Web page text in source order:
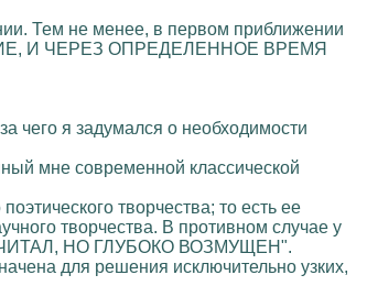
Тем не менее, в первом приближении
И ЧЕРЕЗ ОПРЕДЕЛЕННОЕ ВРЕМЯ
чего я задумался о необходимости
мне современной классической
творчества; то есть ее
творчества. В противном случае у
ЧИТАЛ, НО ГЛУБОКО ВОЗМУЩЕН".
для решения исключительно узких,